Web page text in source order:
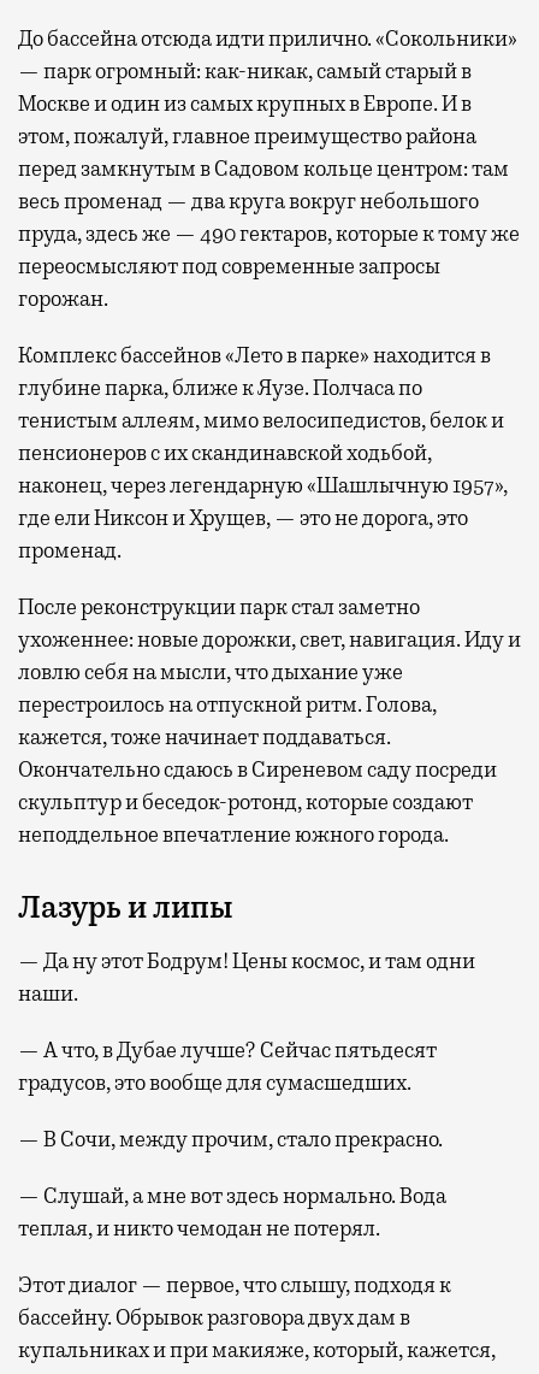
До бассейна отсюда идти прилично. «Сокольники»
— парк огромный: как-никак, самый старый в
Москве и один из самых крупных в Европе. И в
этом, пожалуй, главное преимущество района
перед замкнутым в Садовом кольце центром: там
весь променад — два круга вокруг небольшого
пруда, здесь же — 490 гектаров, которые к тому же
переосмысляют под современные запросы
горожан.
Комплекс бассейнов «Лето в парке» находится в
глубине парка, ближе к Яузе. Полчаса по
тенистым аллеям, мимо велосипедистов, белок и
пенсионеров с их скандинавской ходьбой,
наконец, через легендарную «Шашлычную 1957»,
где ели Никсон и Хрущев, — это не дорога, это
променад.
После реконструкции парк стал заметно
ухоженнее: новые дорожки, свет, навигация. Иду и
ловлю себя на мысли, что дыхание уже
перестроилось на отпускной ритм. Голова,
кажется, тоже начинает поддаваться.
Окончательно сдаюсь в Сиреневом саду посреди
скульптур и беседок-ротонд, которые создают
неподдельное впечатление южного города.
Лазурь и липы
— Да ну этот Бодрум! Цены космос, и там одни
наши.
— А что, в Дубае лучше? Сейчас пятьдесят
градусов, это вообще для сумасшедших.
— В Сочи, между прочим, стало прекрасно.
— Слушай, а мне вот здесь нормально. Вода
теплая, и никто чемодан не потерял.
Этот диалог — первое, что слышу, подходя к
бассейну. Обрывок разговора двух дам в
купальниках и при макияже, который, кажется,